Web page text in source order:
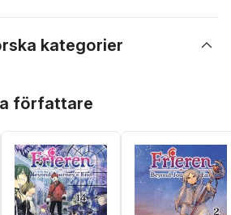
kategorier
författare